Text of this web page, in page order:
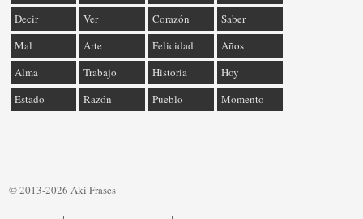
Decir
Ver Corazón
Saber
Mal
Arte Felicidad
Años
Alma
Trabajo Historia
Hoy
Estado
Razón Pueblo Momento
© 2013-2026 Aki Frases